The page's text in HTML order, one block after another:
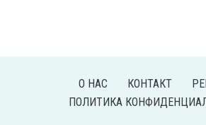
О НАС КОНТАКТ
ПОЛИТИКА